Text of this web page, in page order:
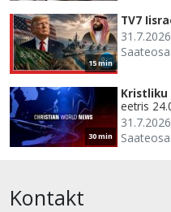
15 min
TV7
30 min
Kristliku
eetris
Kontakt